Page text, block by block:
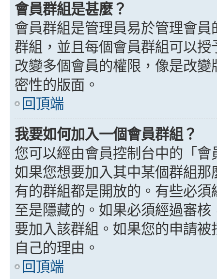
會員群組是甚麼？
會員群組是管理員易於管理會
群組，並且每個會員群組可以
改變多個會員的權限，像是改
密性的版面。
回頂端
我要如何加入一個會員群組？
您可以經由會員控制台中的「
如果您想要加入其中某個群組
有的群組都是開放的。有些必
至是隱藏的。如果必須經過審
要加入該群組。如果您的申請
自己的理由。
回頂端